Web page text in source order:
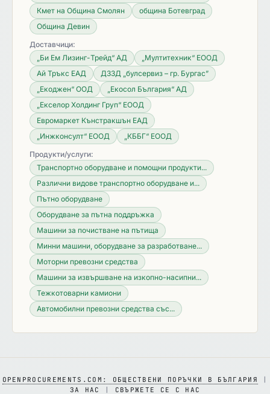
Кмет на Община Смолян
община Ботевград
Община Девин
Доставчици:
„Би Ем Лизинг-Трейд“ АД
„Мултитехник“ ЕООД
Ай Тръкс ЕАД
ДЗЗД „булсервиз – гр. Бургас”
„Екоджен“ ООД
„Екосол България“ АД
„Екселор Холдинг Груп“ ЕООД
Евромаркет Кънстракшън ЕАД
„Инжконсулт“ ЕООД
„КББГ“ ЕООД
Продукти/услуги:
Транспортно оборудване и помощни продукти...
Различни видове транспортно оборудване и...
Пътно оборудване
Оборудване за пътна поддръжка
Машини за почистване на пътища
Минни машини, оборудване за разработване...
Моторни превозни средства
Машини за извършване на изкопно-насипни...
Тежкотоварни камиони
Автомобилни превозни средства със...
OPENPROCUREMENTS.COM: ОБЩЕСТВЕНИ ПОРЪЧКИ В БЪЛГАРИЯ
ЗА НАС
СВЪРЖЕТЕ СЕ С НАС